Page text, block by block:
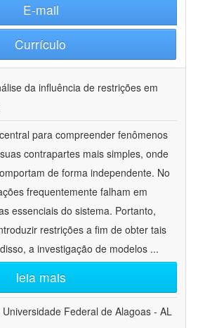
E-mail
Currículo
da influência de restrições em
para compreender fenômenos
contrapartes mais simples, onde
de forma independente. No
frequentemente falham em
essenciais do sistema. Portanto,
restrições a fim de obter tais
a investigação de modelos ...
leia mais
Universidade Federal de Alagoas - AL